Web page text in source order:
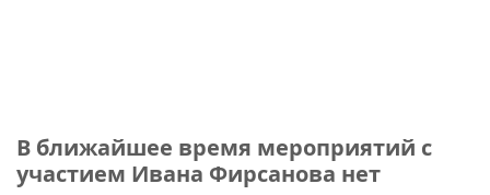
В ближайшее время мероприятий с
участием Ивана Фирсанова нет